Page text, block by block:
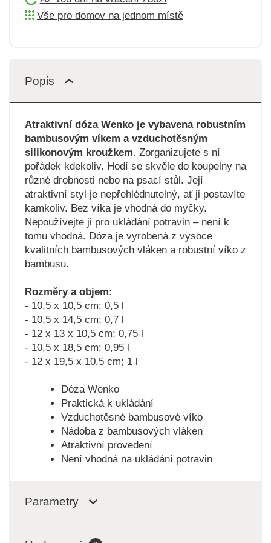
Vše pro domov na jednom místě
Popis
Atraktivní dóza Wenko je vybavena robustním
bambusovým víkem a vzduchotěsným
silikonovým kroužkem. Zorganizujete s ní
pořádek kdekoliv. Hodí se skvěle do koupelny na
různé drobnosti nebo na psací stůl. Její
atraktivní styl je nepřehlédnutelný, ať ji postavíte
kamkoliv. Bez víka je vhodná do myčky.
Nepoužívejte ji pro ukládání potravin – není k
tomu vhodná. Dóza je vyrobená z vysoce
kvalitních bambusových vláken a robustní víko z
bambusu.
Rozměry a objem:
- 10,5 x 10,5 cm; 0,5 l
- 10,5 x 14,5 cm; 0,7 l
- 12 x 13 x 10,5 cm; 0,75 l
- 10,5 x 18,5 cm; 0,95 l
- 12 x 19,5 x 10,5 cm; 1 l
Dóza Wenko
Praktická k ukládání
Vzduchotěsné bambusové víko
Nádoba z bambusových vláken
Atraktivní provedení
Není vhodná na ukládání potravin
Parametry